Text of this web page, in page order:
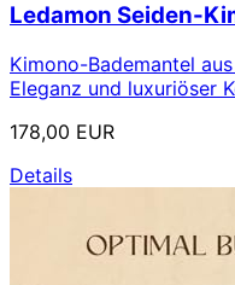
Ledamon Seiden-
Kimono-Bademantel
Eleganz und luxuriöser
178,00 EUR
Details